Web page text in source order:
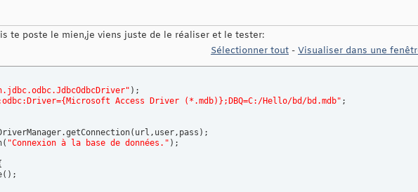
te poste le mien,je viens juste de le réaliser et le tester:
Sélectionner tout - Visualiser dans une
) ;
Access Driver (*.mdb)};DBQ=C:/Hello/bd/bd.mdb" ;
( url,user,pass ) ;
( "Connexion à la base de données." )
( )